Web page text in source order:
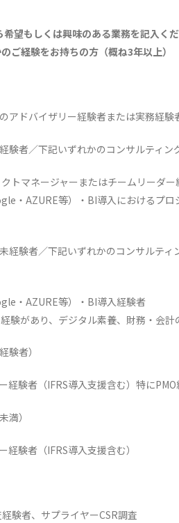
望もしくは興味のある業務を記入くだ
ご経験をお持ちの方（概ね3年以上）
アドバイザリー経験者または実務経験
験者／下記いずれかのコンサルティン
トマネージャーまたはチームリーダ
・AZURE等）・BI導入におけるプ
経験者／下記いずれかのコンサルティ
・AZURE等）・BI導入経験者
験があり、デジタル素養、財務・会
験者）
経験者（IFRS導入支援含む）特に
満）
験者（IFRS導入支援含む）
験者、サプライヤーCSR調査